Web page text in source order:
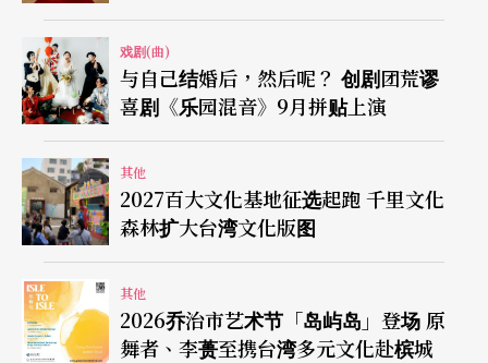
戏剧(曲)
与自己结婚后，然后呢？ 创剧团荒谬
喜剧《乐园混音》9月拼贴上演
其他
2027百大文化基地征选起跑 千里文化
森林扩大台湾文化版图
其他
2026乔治市艺术节「岛屿岛」登场 原
舞者、李蒉至携台湾多元文化赴槟城